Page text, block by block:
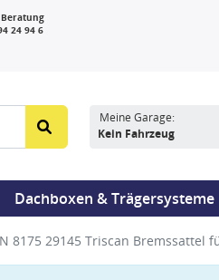
24 94 6
Meine Garage:
Kein Fahrzeug
Dachboxen & Trägersysteme
8175 29145 Triscan Bremssattel